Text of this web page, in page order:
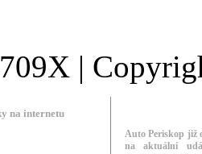
|
na internetu
Auto Periskop již
na aktuální